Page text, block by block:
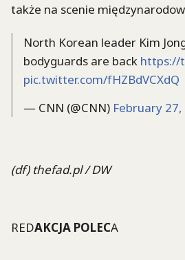
także na scenie
North Korean leader Kim
bodyguards are back https://
pic.twitter.com/fHZBdVCXdQ
— CNN (@CNN) February
(df) thefad.pl / DW
REDAKCJA POLECA